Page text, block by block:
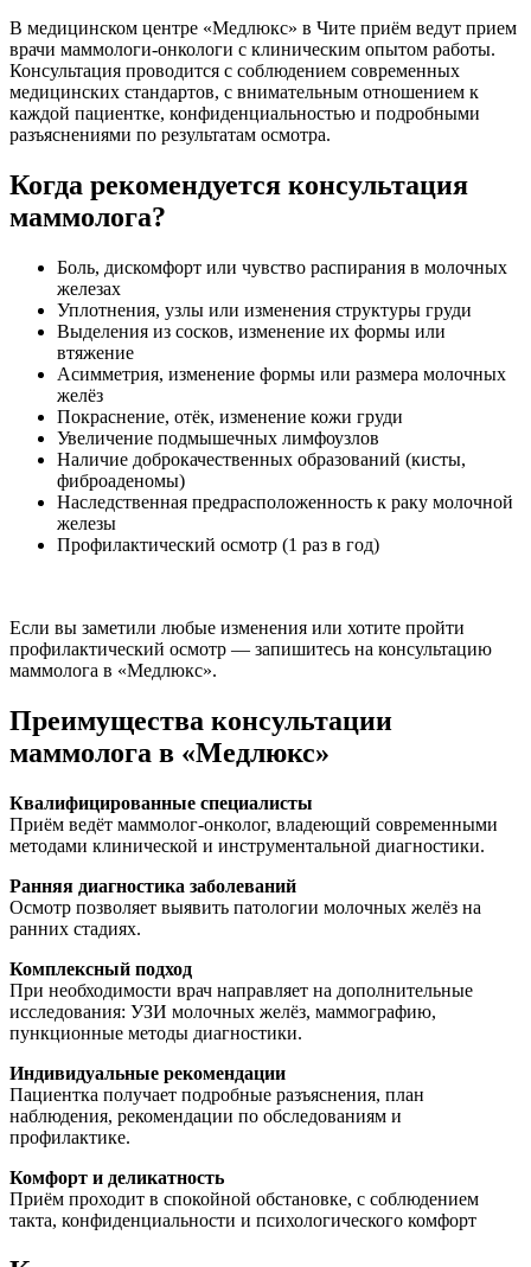
В медицинском центре «Медлюкс» в Чите приём ведут прием
врачи маммологи-онкологи с клиническим опытом работы.
Консультация проводится с соблюдением современных
медицинских стандартов, с внимательным отношением к
каждой пациентке, конфиденциальностью и подробными
разъяснениями по результатам осмотра.
Когда рекомендуется консультация
маммолога?
Боль, дискомфорт или чувство распирания в молочных
железах
Уплотнения, узлы или изменения структуры груди
Выделения из сосков, изменение их формы или
втяжение
Асимметрия, изменение формы или размера молочных
желёз
Покраснение, отёк, изменение кожи груди
Увеличение подмышечных лимфоузлов
Наличие доброкачественных образований (кисты,
фиброаденомы)
Наследственная предрасположенность к раку молочной
железы
Профилактический осмотр (1 раз в год)
Если вы заметили любые изменения или хотите пройти
профилактический осмотр — запишитесь на консультацию
маммолога в «Медлюкс».
Преимущества консультации
маммолога в «Медлюкс»
Квалифицированные специалисты
Приём ведёт маммолог-онколог, владеющий современными
методами клинической и инструментальной диагностики.
Ранняя диагностика заболеваний
Осмотр позволяет выявить патологии молочных желёз на
ранних стадиях.
Комплексный подход
При необходимости врач направляет на дополнительные
исследования: УЗИ молочных желёз, маммографию,
пункционные методы диагностики.
Индивидуальные рекомендации
Пациентка получает подробные разъяснения, план
наблюдения, рекомендации по обследованиям и
профилактике.
Комфорт и деликатность
Приём проходит в спокойной обстановке, с соблюдением
такта, конфиденциальности и психологического комфорт